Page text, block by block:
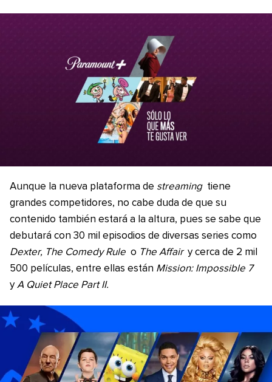
Aunque la nueva plataforma de streaming tiene
grandes competidores, no cabe duda de que su
contenido también estará a la altura, pues se sabe que
debutará con 30 mil episodios de diversas series como
Dexter, The Comedy Rule o The Affair y cerca de 2 mil
500 películas, entre ellas están Mission: Impossible 7
yA Quiet Place Part II.